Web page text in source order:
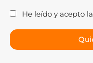
He leído y acepto la